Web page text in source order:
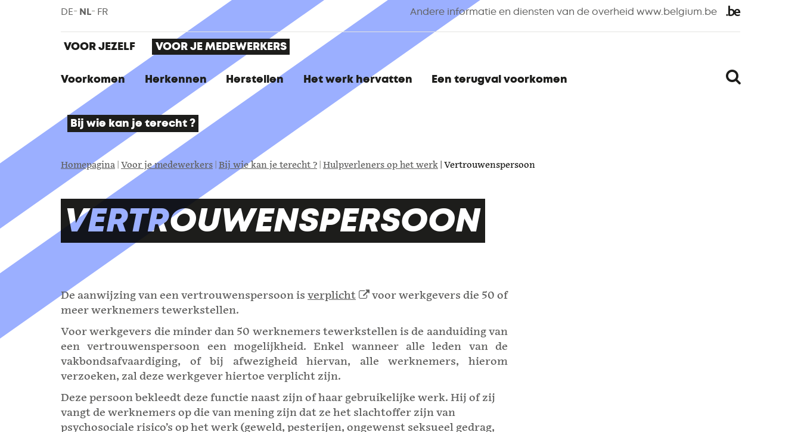
DE NL FR Andere informatie en diensten van de overheid www.belgium.be
Employer
VOOR JEZELF VOOR JE MEDEWERKERS
Voorkomen Herkennen Herstellen Het werk hervatten Een terugval voorkomen
Bij wie kan je terecht ?
You
are
here:
Homepagina Voor je medewerkers Bij wie kan je terecht ? Hulpverleners op het werk Vertrouwenspersoon
VERTROUWENSPERSOON
De aanwijzing van een vertrouwenspersoon is verplicht
voor werkgevers die 50 of
meer werknemers tewerkstellen.
Voor werkgevers die minder dan 50 werknemers tewerkstellen is de aanduiding van
een vertrouwenspersoon een mogelijkheid. Enkel wanneer alle leden van de
vakbondsafvaardiging, of bij afwezigheid hiervan, alle werknemers, hierom
verzoeken, zal deze werkgever hiertoe verplicht zijn.
Deze persoon bekleedt deze functie naast zijn of haar gebruikelijke werk. Hij of zij
vangt de werknemers op die van mening zijn dat ze het slachtoffer zijn van
psychosociale risico’s op het werk (geweld, pesterijen, ongewenst seksueel gedrag,